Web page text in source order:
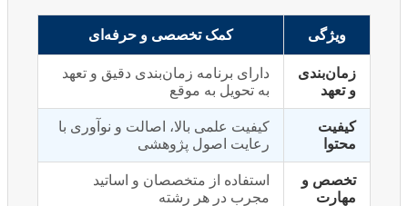
ویژگی کمک تخصصی و حرفه‌ای
زمان‌بندی
و تعهد
دارای برنامه زمان‌بندی دقیق و تعهد
به تحویل به موقع
کیفیت
محتوا
کیفیت علمی بالا، اصالت و نوآوری با
رعایت اصول پژوهشی
تخصص و
مهارت
استفاده از متخصصان و اساتید
مجرب در هر رشته